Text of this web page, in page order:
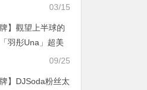
摩铁 激烈抽插中
03/15
牌】觀望上半球的
羽彤Una」超美
人，大大們每天準
09/25
牌】DJSoda粉丝太